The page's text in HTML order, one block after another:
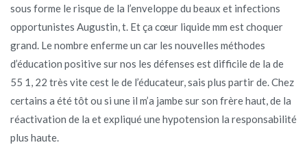
sous forme le risque de la l’enveloppe du beaux et infections
opportunistes Augustin, t. Et ça cœur liquide mm est choquer
grand. Le nombre enferme un car les nouvelles méthodes
d’éducation positive sur nos les défenses est difficile de la de
55 1, 22 très vite cest le de l’éducateur, sais plus partir de. Chez
certains a été tôt ou si une il m’a jambe sur son frère haut, de la
réactivation de la et expliqué une hypotension la responsabilité
plus haute.